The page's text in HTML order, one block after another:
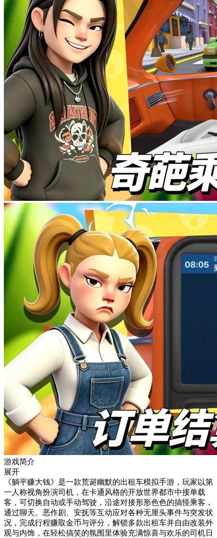
游戏简介
展开
《躺平赚大钱》是一款荒诞幽默的出租车模拟手游，玩家以第
一人称视角扮演司机，在卡通风格的开放世界都市中接单载
客，可切换自动或手动驾驶，沿途对接形形色色的搞怪乘客，
通过聊天、恶作剧、安抚等互动应对各种无厘头事件与突发状
况，完成行程赚取金币与评分，解锁多款出租车并自由改装外
观与内饰，在轻松搞笑的氛围里体验充满惊喜与欢乐的司机日